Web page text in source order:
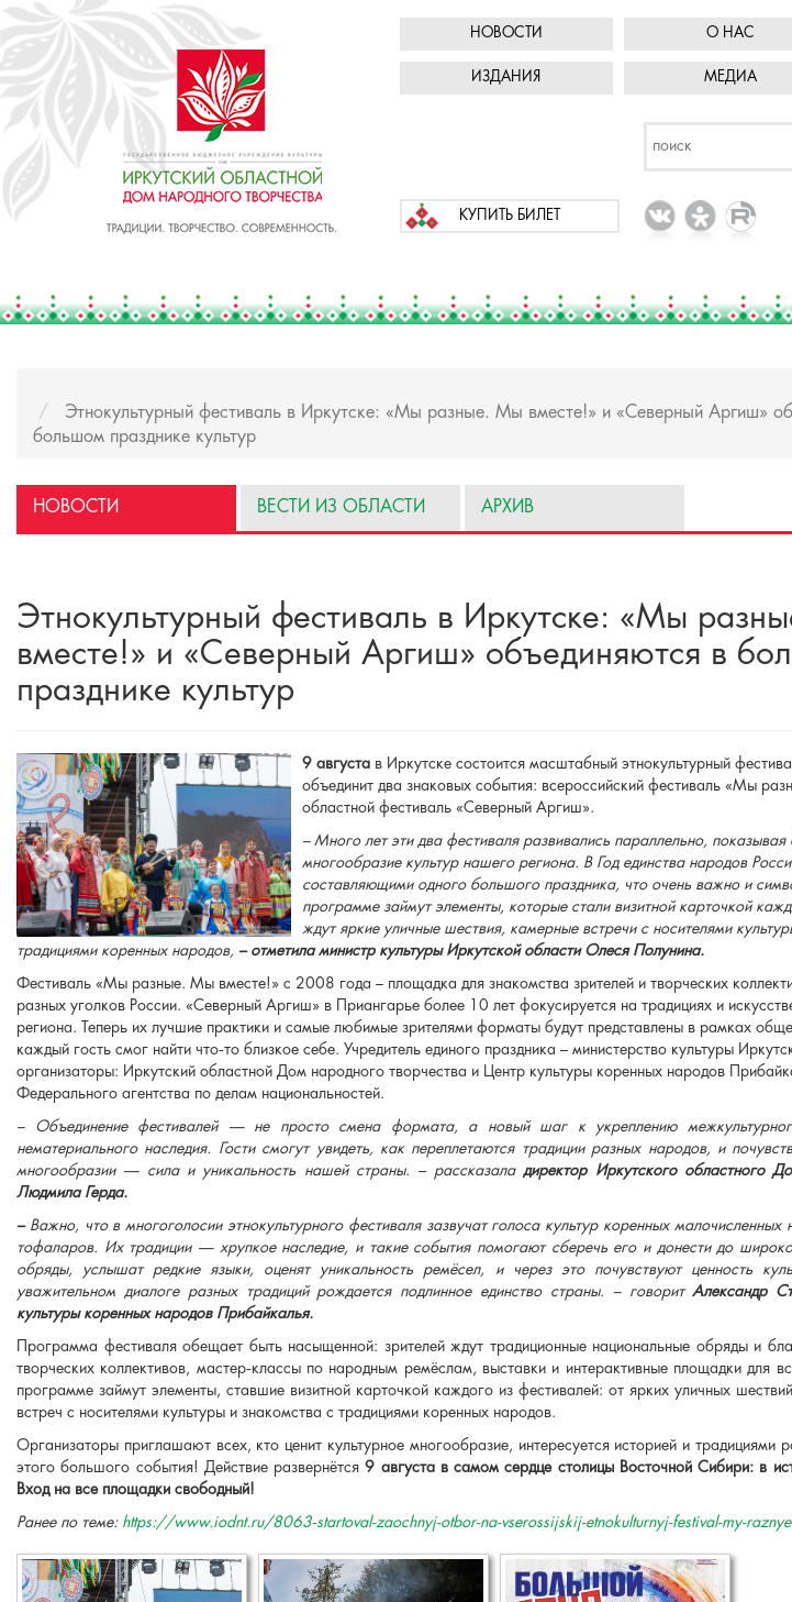
НОВОСТИ О НАС
ИЗДАНИЯ МЕДИА
КУПИТЬ БИЛЕТ
Этнокультурный фестиваль в Иркутске: «Мы разные. Мы вместе!» и «Северный Аргиш»
большом празднике культур
НОВОСТИ ВЕСТИ ИЗ ОБЛАСТИ АРХИВ
Этнокультурный фестиваль в Иркутске: «Мы
вместе!» и «Северный Аргиш» объединяются в
празднике культур
9 августа в Иркутске состоится масштабный этнокультурный
объединит два знаковых события: всероссийский фестиваль «Мы
областной фестиваль «Северный Аргиш».
– Много лет эти два фестиваля развивались параллельно, показывая
многообразие культур нашего региона. В Год единства народов
составляющими одного большого праздника, что очень важно и
программе займут элементы, которые стали визитной карточкой
ждут яркие уличные шествия, камерные встречи с носителями
традициями коренных народов, – отметила министр культуры Иркутской области Олеся Полунина.
Фестиваль «Мы разные. Мы вместе!» с 2008 года – площадка для знакомства зрителей и творческих
разных уголков России. «Северный Аргиш» в Приангарье более 10 лет фокусируется на традициях и
региона. Теперь их лучшие практики и самые любимые зрителями форматы будут представлены в рамках
каждый гость смог найти что‑то близкое себе. Учредитель единого праздника – министерство культуры
организаторы: Иркутский областной Дом народного творчества и Центр культуры коренных народов
Федерального агентства по делам национальностей.
– Объединение фестивалей — не просто смена формата, а новый шаг к укреплению
нематериального наследия. Гости смогут увидеть, как переплетаются традиции разных народов, и
многообразии — сила и уникальность нашей страны. – рассказала директор Иркутского областного
Людмила Герда.
– Важно, что в многоголосии этнокультурного фестиваля зазвучат голоса культур коренных
тофаларов. Их традиции — хрупкое наследие, и такие события помогают сберечь его и донести до
обряды, услышат редкие языки, оценят уникальность ремёсел, и через это почувствуют ценность
уважительном диалоге разных традиций рождается подлинное единство страны. – говоритАлександр
культуры коренных народов Прибайкалья.
Программа фестиваля обещает быть насыщенной: зрителей ждут традиционные национальные обряды и
творческих коллективов, мастер‑классы по народным ремёслам, выставки и интерактивные площадки для
программе займут элементы, ставшие визитной карточкой каждого из фестивалей: от ярких уличных
встреч с носителями культуры и знакомства с традициями коренных народов.
Организаторы приглашают всех, кто ценит культурное многообразие, интересуется историей и традициями
этого большого события! Действие развернётся9 августа в самом сердце столицы Восточной Сибири: в
Вход на все площадки свободный!
Ранее по теме: https://www.iodnt.ru/8063-startoval-zaochnyj-otbor-na-vserossijskij-etnokulturnyj-festival-my-